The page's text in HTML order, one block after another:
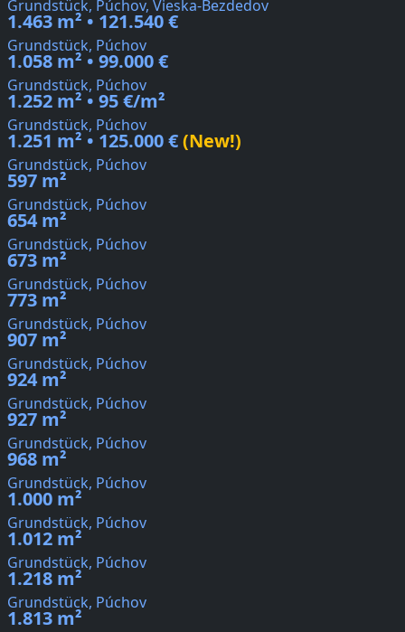
Grundstück, Púchov, Vieska-Bezdedov
1.463 m² • 121.540 €
Grundstück, Púchov
1.058 m² • 99.000 €
Grundstück, Púchov
1.252 m² • 95 €/m²
Grundstück, Púchov
1.251 m² • 125.000 €(New!)
Grundstück, Púchov
597 m²
Grundstück, Púchov
654 m²
Grundstück, Púchov
673 m²
Grundstück, Púchov
773 m²
Grundstück, Púchov
907 m²
Grundstück, Púchov
924 m²
Grundstück, Púchov
927 m²
Grundstück, Púchov
968 m²
Grundstück, Púchov
1.000 m²
Grundstück, Púchov
1.012 m²
Grundstück, Púchov
1.218 m²
Grundstück, Púchov
1.813 m²